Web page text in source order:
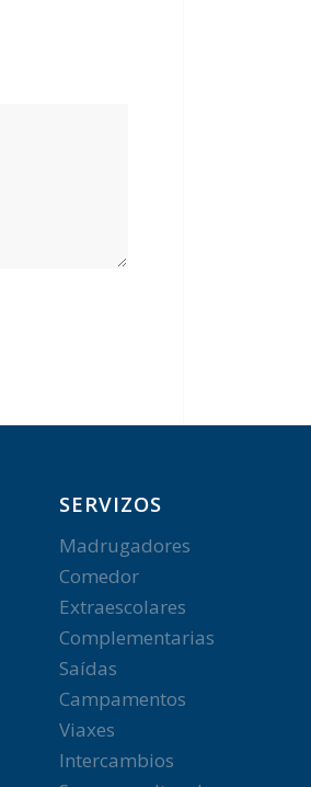
SERVIZOS
Madrugadores
Comedor
Extraescolares
Complementarias
Saídas
Campamentos
Viaxes
Intercambios